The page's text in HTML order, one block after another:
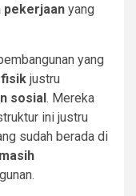
pekerjaan yang
yang
justru
sosial. Mereka
ini justru
sudah berada di
masih